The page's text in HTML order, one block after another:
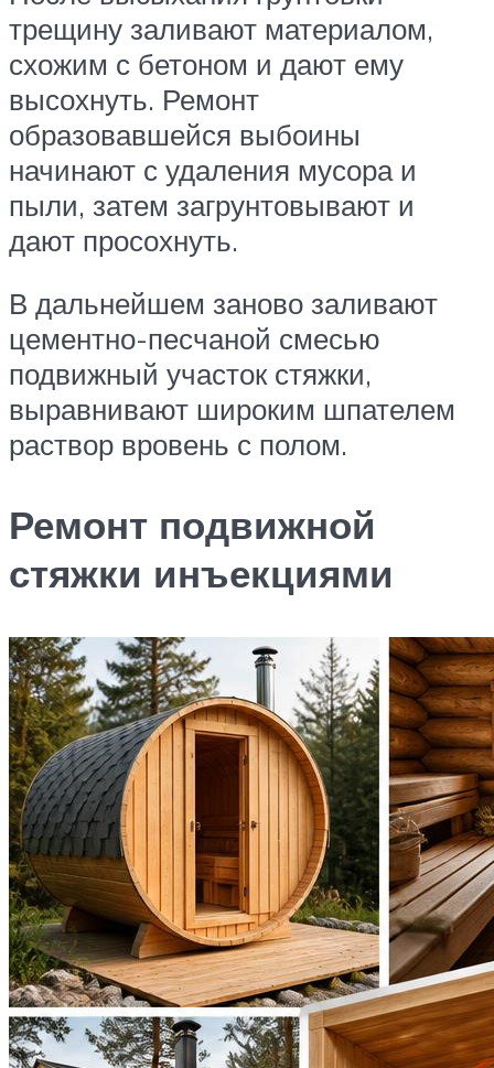
трещину заливают материалом,
схожим с бетоном и дают ему
высохнуть. Ремонт
образовавшейся выбоины
начинают с удаления мусора и
пыли, затем загрунтовывают и
дают просохнуть.
В дальнейшем заново заливают
цементно-песчаной смесью
подвижный участок стяжки,
выравнивают широким шпателем
раствор вровень с полом.
Ремонт подвижной
стяжки инъекциями